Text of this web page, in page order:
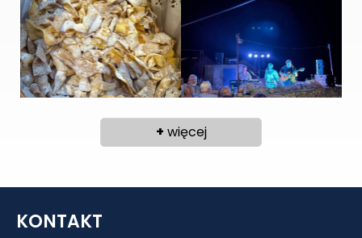
+ więcej
KONTAKT